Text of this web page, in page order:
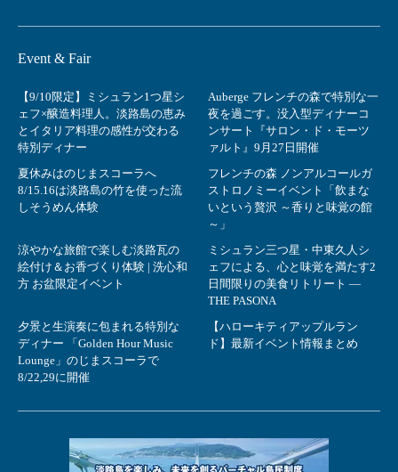
Event & Fair
【9/10限定】ミシュラン1つ星シ
ェフ×醸造料理人。淡路島の恵み
とイタリア料理の感性が交わる
特別ディナー
Auberge フレンチの森で特別な一
夜を過ごす。没入型ディナーコ
ンサート『サロン・ド・モーツ
ァルト』9月27日開催
夏休みはのじまスコーラへ
8/15.16は淡路島の竹を使った流
しそうめん体験
フレンチの森 ノンアルコールガ
ストロノミーイベント「飲まな
いという贅沢 ～香りと味覚の館
～」
涼やかな旅館で楽しむ淡路瓦の
絵付け＆お香づくり体験 | 洗心和
方 お盆限定イベント
ミシュラン三つ星・中東久人シ
ェフによる、心と味覚を満たす2
日間限りの美食リトリート ―
THE PASONA
夕景と生演奏に包まれる特別な
ディナー 「Golden Hour Music
Lounge」のじまスコーラで
8/22,29に開催
【ハローキティアップルラン
ド】最新イベント情報まとめ